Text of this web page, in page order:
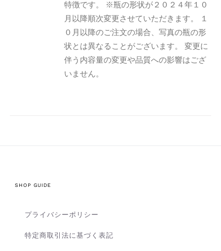
特徴です。 ※瓶の形状が２０２４年１０
月以降順次変更させていただきます。 １
０月以降のご注文の場合、写真の瓶の形
状とは異なることがございます。 変更に
伴う内容量の変更や品質への影響はござ
いません。
SHOP GUIDE
プライバシーポリシー
特定商取引法に基づく表記